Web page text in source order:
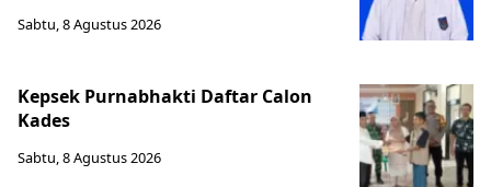
Sabtu, 8 Agustus 2026
Kepsek Purnabhakti Daftar Calon
Kades
Sabtu, 8 Agustus 2026